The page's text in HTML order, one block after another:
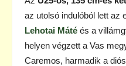
az utolsó indulóból lett az
Lehotai Máté és a
helyen végzett a Vas
Caremos, harmadik a